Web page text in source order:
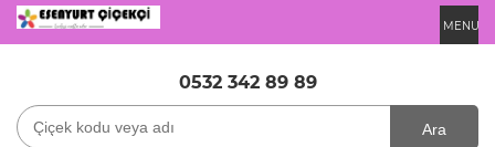
MENU
0532 342 89 89
Ara